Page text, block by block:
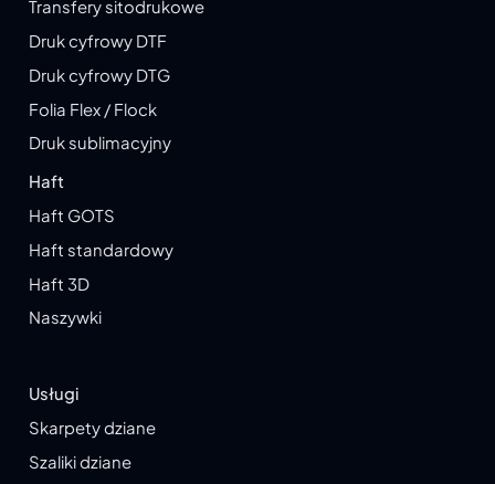
Transfery sitodrukowe
Druk cyfrowy DTF
Druk cyfrowy DTG
Folia Flex / Flock
Druk sublimacyjny
Haft
Haft GOTS
Haft standardowy
Haft 3D
Naszywki
Usługi
Skarpety dziane
Szaliki dziane